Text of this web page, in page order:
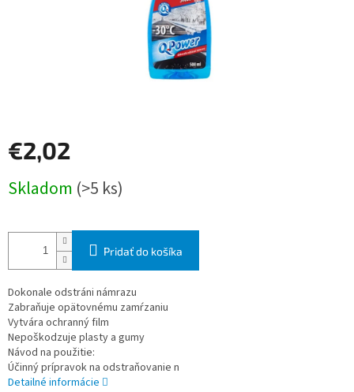
€2,02
cena:
Skladom (>5 ks)
Pridať do košíka
Dokonale odstráni námrazu
Zabraňuje opätovnému zamŕzaniu
Vytvára ochranný film
Nepoškodzuje plasty a gumy
Návod na použitie:
Účinný prípravok na odstraňovanie n
Detailné informácie